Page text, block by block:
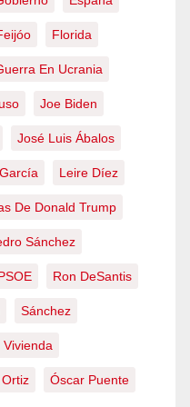
Florida
En Ucrania
Joe Biden
José Luis Ábalos
Leire Díez
De Donald Trump
Sánchez
Ron DeSantis
Sánchez
Vivienda
Óscar Puente